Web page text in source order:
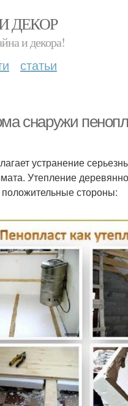
ДЕКОР
и декора!
статьи
снаружи
устранение
Утепление
стороны: